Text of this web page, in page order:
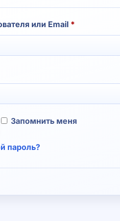
или Email *
Запомнить меня
пароль?